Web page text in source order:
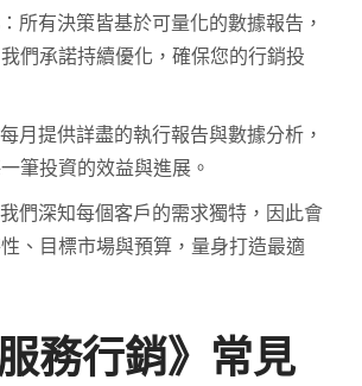
：所有決策皆基於可量化的數據報告，
們承諾持續優化，確保您的行銷投
每月提供詳盡的執行報告與數據分析，
筆投資的效益與進展。
我們深知每個客戶的需求獨特，因此會
、目標市場與預算，量身打造最適
服務行銷》常見